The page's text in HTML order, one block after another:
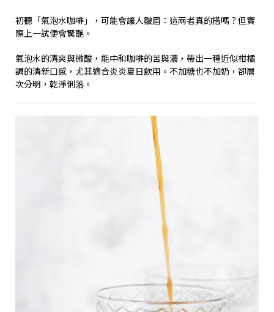
初聽「氣泡水咖啡」，可能會讓人皺眉：這兩者真的搭嗎？但實
際上一試便會驚艷。
氣泡水的清爽與微酸，能中和咖啡的苦與濃，帶出一種近似柑橘
調的清新口感，尤其適合炎炎夏日飲用。不加糖也不加奶，卻層
次分明，乾淨俐落。